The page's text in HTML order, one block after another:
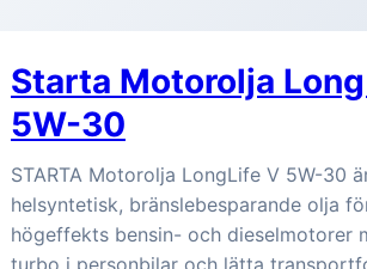
Starta Motorolja
5W-30
STARTA Motorolja LongLife V 5W-30
helsyntetisk, bränslebesparande olja
högeffekts bensin- och dieselmotorer
turbo i personbilar och lätta